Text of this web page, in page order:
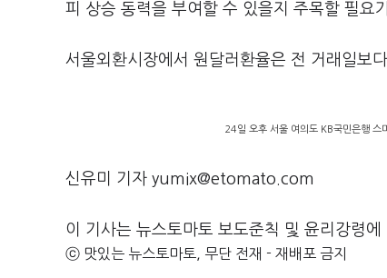
피 상승 동력을 부여할 수 있을지 주목할 필요
서울외환시장에서 원달러환율은 전 거래일보
24일 오후 서울 여의도 KB국민은행 스
신유미 기자 yumix@etomato.com
이 기사는 뉴스토마토 보도준칙 및 윤리강령
ⓒ 맛있는 뉴스토마토, 무단 전재 - 재배포 금지